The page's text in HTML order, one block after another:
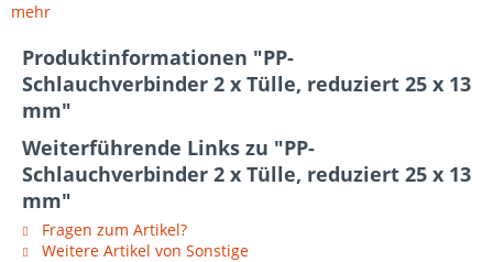
mehr
Produktinformationen "PP-
Schlauchverbinder 2 x Tülle, reduziert 25 x 13
mm"
Weiterführende Links zu "PP-
Schlauchverbinder 2 x Tülle, reduziert 25 x 13
mm"
Fragen zum Artikel?
Weitere Artikel von Sonstige